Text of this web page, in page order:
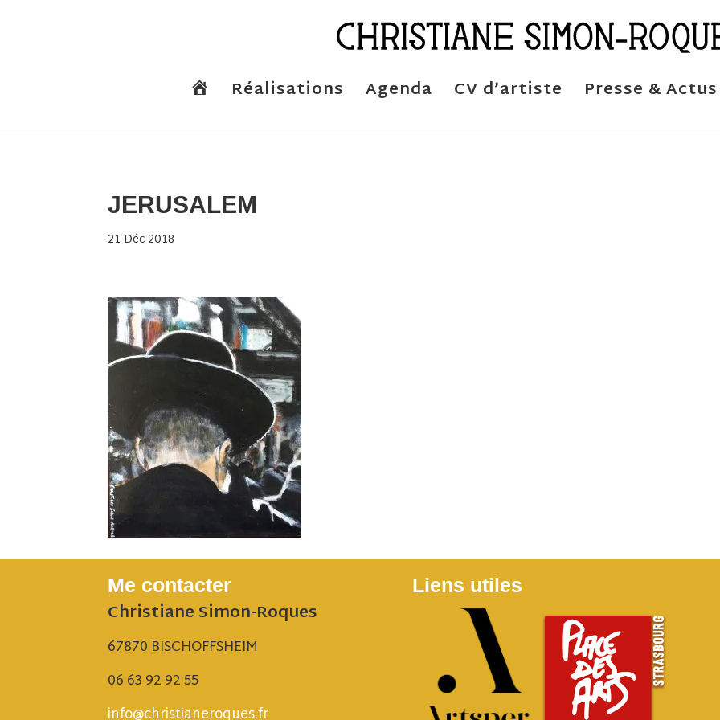
u
e
Réalisations Agenda CV d’artiste Presse & Actus
JERUSALEM
21 Déc 2018
Me contacter
Christiane Simon-Roques
67870 BISCHOFFSHEIM
06 63 92 92 55
info@christianeroques.fr
Liens utiles